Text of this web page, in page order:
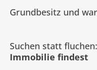
Grundbesitz und
Suchen statt
Immobilie findest